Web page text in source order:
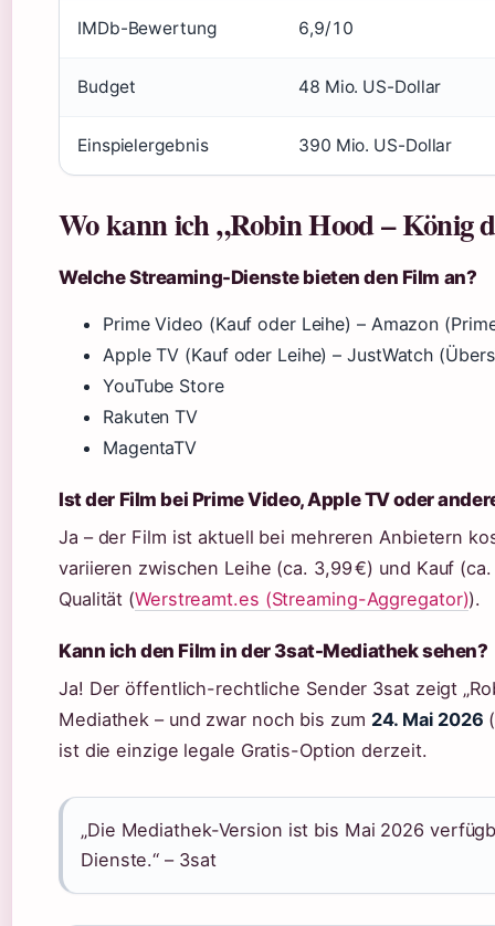
IMDb-Bewertung 6,9/10
Budget 48 Mio. US-Dollar
Einspielergebnis 390 Mio. US-Dollar
Wo kann ich „Robin Hood – König
Welche Streaming-Dienste bieten den Film an?
Prime Video (Kauf oder Leihe) – Amazon
Apple TV (Kauf oder Leihe) – JustWatch
YouTube Store
Rakuten TV
MagentaTV
Ist der Film bei Prime Video, Apple TV oder
Ja – der Film ist aktuell bei mehreren Anbietern
variieren zwischen Leihe (ca. 3,99 €) und Kauf
Qualität (Werstreamt.es (Streaming-Aggregator)).
Kann ich den Film in der 3sat-Mediathek sehen?
Ja! Der öffentlich-rechtliche Sender 3sat zeigt
Mediathek – und zwar noch bis zum 24. Mai 2026
ist die einzige legale Gratis-Option derzeit.
„Die Mediathek-Version ist bis Mai 2026
Dienste.“ – 3sat